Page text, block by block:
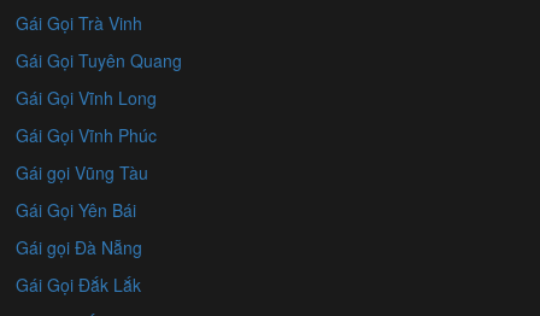
Gái Gọi Trà Vinh
Gái Gọi Tuyên Quang
Gái Gọi Vĩnh Long
Gái Gọi Vĩnh Phúc
Gái gọi Vũng Tàu
Gái Gọi Yên Bái
Gái gọi Đà Nẵng
Gái Gọi Đắk Lắk